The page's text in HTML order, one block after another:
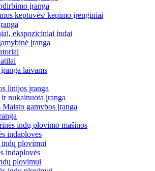
įranga
keptuvės/ kepimo įrenginiai
ekspoziciniai indai
įranga
laivams
linijos įranga
nukainuota įranga
gamybos įranga
indų plovimo mašinos
indaplovės
indų plovimui
indaplovės
plovimui